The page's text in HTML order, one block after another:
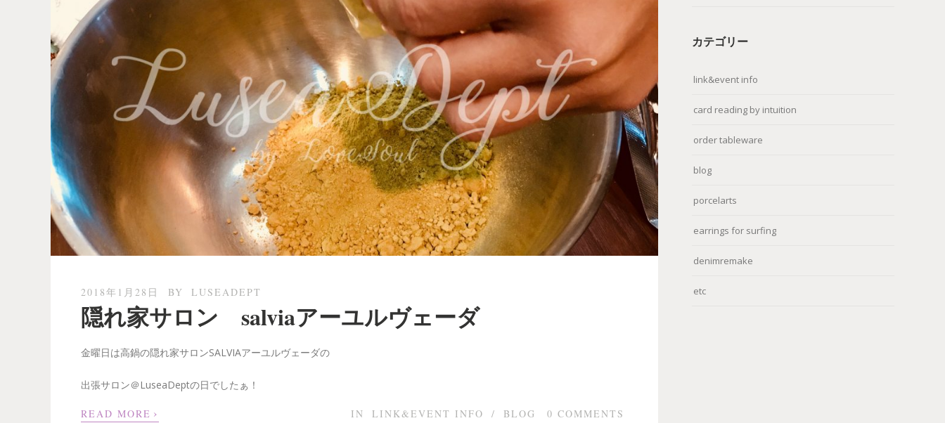
2018年1月28日 BY LUSEADEPT
隠れ家サロン salviaアーユルヴェーダ
金曜日は高鍋の隠れ家サロンSALVIAアーユルヴェーダの
出張サロン＠LuseaDeptの日でしたぁ！
READ MORE › IN LINK&EVENT INFO / BLOG 0 COMMENTS
カテゴリー
link&event info
card reading by intuition
order tableware
blog
porcelarts
earrings for surfing
denimremake
etc